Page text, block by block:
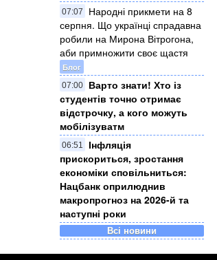
07:07
Народні прикмети на 8
серпня. Що українці спрадавна
робили на Мирона Вітрогона,
аби примножити своє щастя
Блог
07:00
Варто знати! Хто із
студентів точно отримає
відстрочку, а кого можуть
мобілізуватм
06:51
Інфляція
прискориться, зростання
економіки сповільниться:
Нацбанк оприлюднив
макропрогноз на 2026-й та
наступні роки
Всі новини